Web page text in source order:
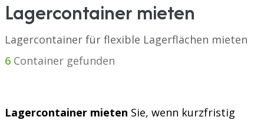
Lagercontainer mieten
Lagercontainer für flexible Lagerflächen mieten
6 Container gefunden
Lagercontainer mieten Sie, wenn kurzfristig